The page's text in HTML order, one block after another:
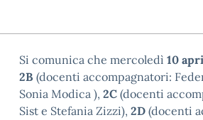
Si comunica che mercoledì 10
2B (docenti accompagnatori:
Sonia Modica ), 2C (docenti
Sist e Stefania Zizzi), 2D (docenti